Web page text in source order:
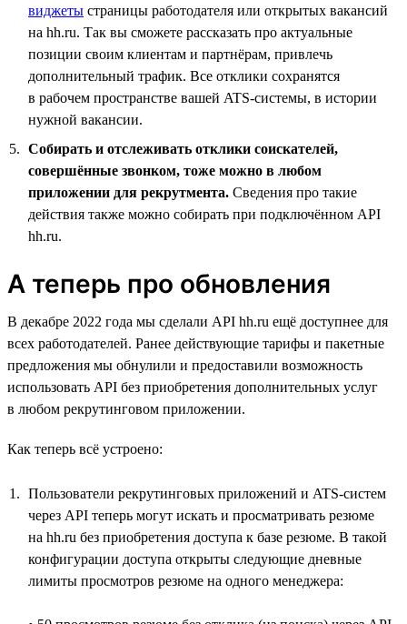
виджеты страницы работодателя или открытых вакансий
на hh.ru. Так вы сможете рассказать про актуальные
позиции своим клиентам и партнёрам, привлечь
дополнительный трафик. Все отклики сохранятся
в рабочем пространстве вашей ATS-системы, в истории
нужной вакансии.
Собирать и отслеживать отклики соискателей,
совершённые звонком, тоже можно в любом
приложении для рекрутмента. Сведения про такие
действия также можно собирать при подключённом API
hh.ru.
А теперь про обновления
В декабре 2022 года мы сделали API hh.ru ещё доступнее для
всех работодателей. Ранее действующие тарифы и пакетные
предложения мы обнулили и предоставили возможность
использовать API без приобретения дополнительных услуг
в любом рекрутинговом приложении.
Как теперь всё устроено:
Пользователи рекрутинговых приложений и ATS-систем
через API теперь могут искать и просматривать резюме
на hh.ru без приобретения доступа к базе резюме. В такой
конфигурации доступа открыты следующие дневные
лимиты просмотров резюме на одного менеджера: